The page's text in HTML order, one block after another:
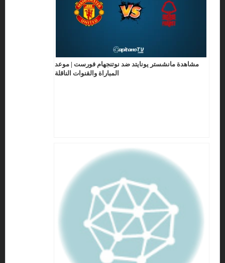
مشاهدة مانشستر يونايتد ضد نوتنجهام فورست | موعد
المباراة والقنوات الناقلة